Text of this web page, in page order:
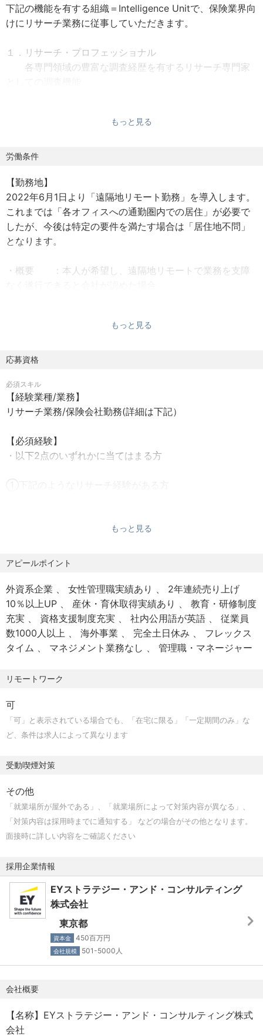
下記の機能を有する組織＝Intelligence Unitで、保険業界向
けにリサーチ業務に従事していただきます。
１．リサーチ・プロフェッショナル
各専門領域の豊富な調査経歴を有するリサーチ専門家
提供できる体制を構築した知見のナレッジハブ機能
発信活動やパブリック向けの調査研究・分析・政策提
【具体的な業務内容】
■担当セクターにおけるクライアントの動向や周辺を含め
たシーズなどからリサーチを実施。
※リサーチャーとしプロジェクトへアサイン、という動き
■業界知⾒を定常的に収集し、内部向けにレター形式で発
■担当セクターの対外発信として、レポートや書籍執筆、
※将来的には、Intelligence Unit 独⾃の調査、発信の割合
【組織概要】
Intelligence Unitは、コンサルティング事業における戦略立
案・実行を支援するリサーチ専門チームです。
本チームは、金融機関や行政機関、大手企業、コンサルテ
ィングファーム、シンクタンクなどの出身者で構成されて
おり、
【当部門の年齢構成や雰囲気等】
Intelligence Unit（Insurance）
-マネージャー：40代1名、30代1名
-シニアコンサルタント：30代1名
※3名とも女性社員
もっと見る
労働条件
【勤務地】
2022年6月1日より「遠隔地リモート勤務」を導入します。
これまでは「各オフィスへの通勤圏内での居住」が必要で
したが、今後は特定の要件を満たす場合は「居住地不問」
となります。
・概要 ：本人が希望し、遠隔地リモートで業務を支障
・適用要件：①遠隔地前提雇用※入社後の移住も可、②育
・居住地 ：不問
・通勤費 ：月額上限5万円（新幹線、飛行機使用可）
・在宅手当：月5,000円
面談時にお伝えいたします。
もっと見る
応募資格
必須スキル
【経験業種/業務】
リサーチ業務/保険会社勤務(詳細は下記）
【必須経験】
・以下2点のいずれかに当てはまる方
-シンクタンク、官公庁、金融機関にて、研究、政策提言補
-調査会社や金融機関での企業・産業調査等の経験
②保険会社または関連団体での勤務経験(3年以上)があり、
リサーチに興味がある方
【言語】
日本語(母国語レベル、もしくは同等)、英語（新聞記事を読
もっと見る
アピールポイント
外資系企業 女性管理職実績あり
2年連続売り上げ
10％以上UP
産休・育休取得実績あり
教育・研修制度
充実
資格支援制度充実 社内公用語が英語
従業員
数1000人以上
海外事業 完全土日休み
フレックス
タイム
マネジメント業務なし 管理職・マネージャー
リモートワーク
可
「可」と表示されている場合でも、「在宅に限る」「一定期間のみ」な
ど、条件は求人によって異なります
受動喫煙対策
その他
「就業場所が屋外である」、「就業場所によって対策内容が異なる」、
「対策内容は採用時までに通知する」 などの場合がその他となります。
面接時に詳しい内容をご確認ください
採用企業情報
EYストラテジー・アンド・コンサルティング
株式会社
東京都
資本金 450百万円
会社規模 501-5000人
会社概要
【名称】EYストラテジー・アンド・コンサルティング株式
会社